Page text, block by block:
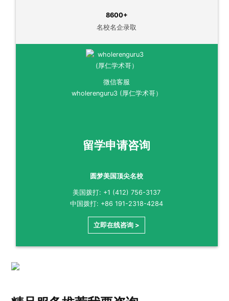
8600+
名校名企录取
微信客服
wholerenguru3 (厚仁学术哥）
留学申请咨询
圆梦美国顶尖名校
美国拨打: +1 (412) 756-3137
中国拨打: +86 191-2318-4284
立即在线咨询 >